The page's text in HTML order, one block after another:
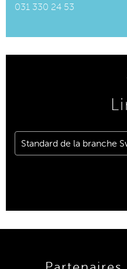
031 330 24 53
Standard de la branche